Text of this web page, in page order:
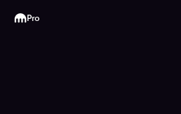
Kraken
Pro